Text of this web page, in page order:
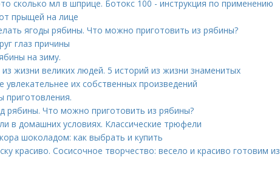
сколько мл в шприце. Ботокс 100 - инструкция по применению
прыщей на лице
ягоды рябины. Что можно приготовить из рябины?
глаз причины
на зиму.
жизни великих людей. 5 историй из жизни знаменитых
их собственных произведений
приготовления.
рябины. Что можно приготовить из рябины?
в домашних условиях. Классические трюфели
шоколадом: как выбрать и купить
красиво. Сосисочное творчество: весело и красиво готовим из